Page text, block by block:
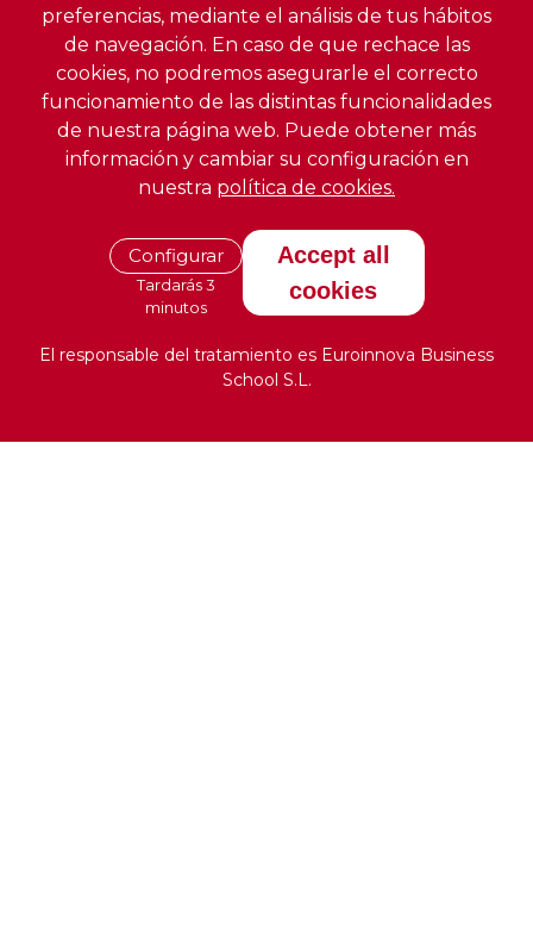
preferencias, mediante el análisis de tus hábitos
de navegación. En caso de que rechace las
cookies, no podremos asegurarle el correcto
funcionamiento de las distintas funcionalidades
de nuestra página web. Puede obtener más
información y cambiar su configuración en
nuestra política de cookies.
Configurar
Tardarás 3
minutos
Accept all
cookies
El responsable del tratamiento es Euroinnova Business
School S.L.